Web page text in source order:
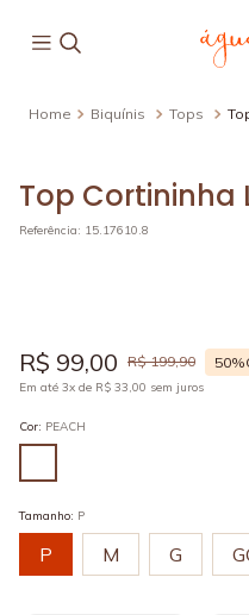
Biquínis Tops
Top Cortininha
Referência: 15.17610.8
R$ 99,00 R$ 199,90 50%
Em até 3x de R$ 33,00 sem juros
Cor: PEACH
Tamanho: P
P M G